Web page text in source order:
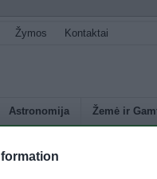
Žymos Kontaktai
Astronomija Žemė ir